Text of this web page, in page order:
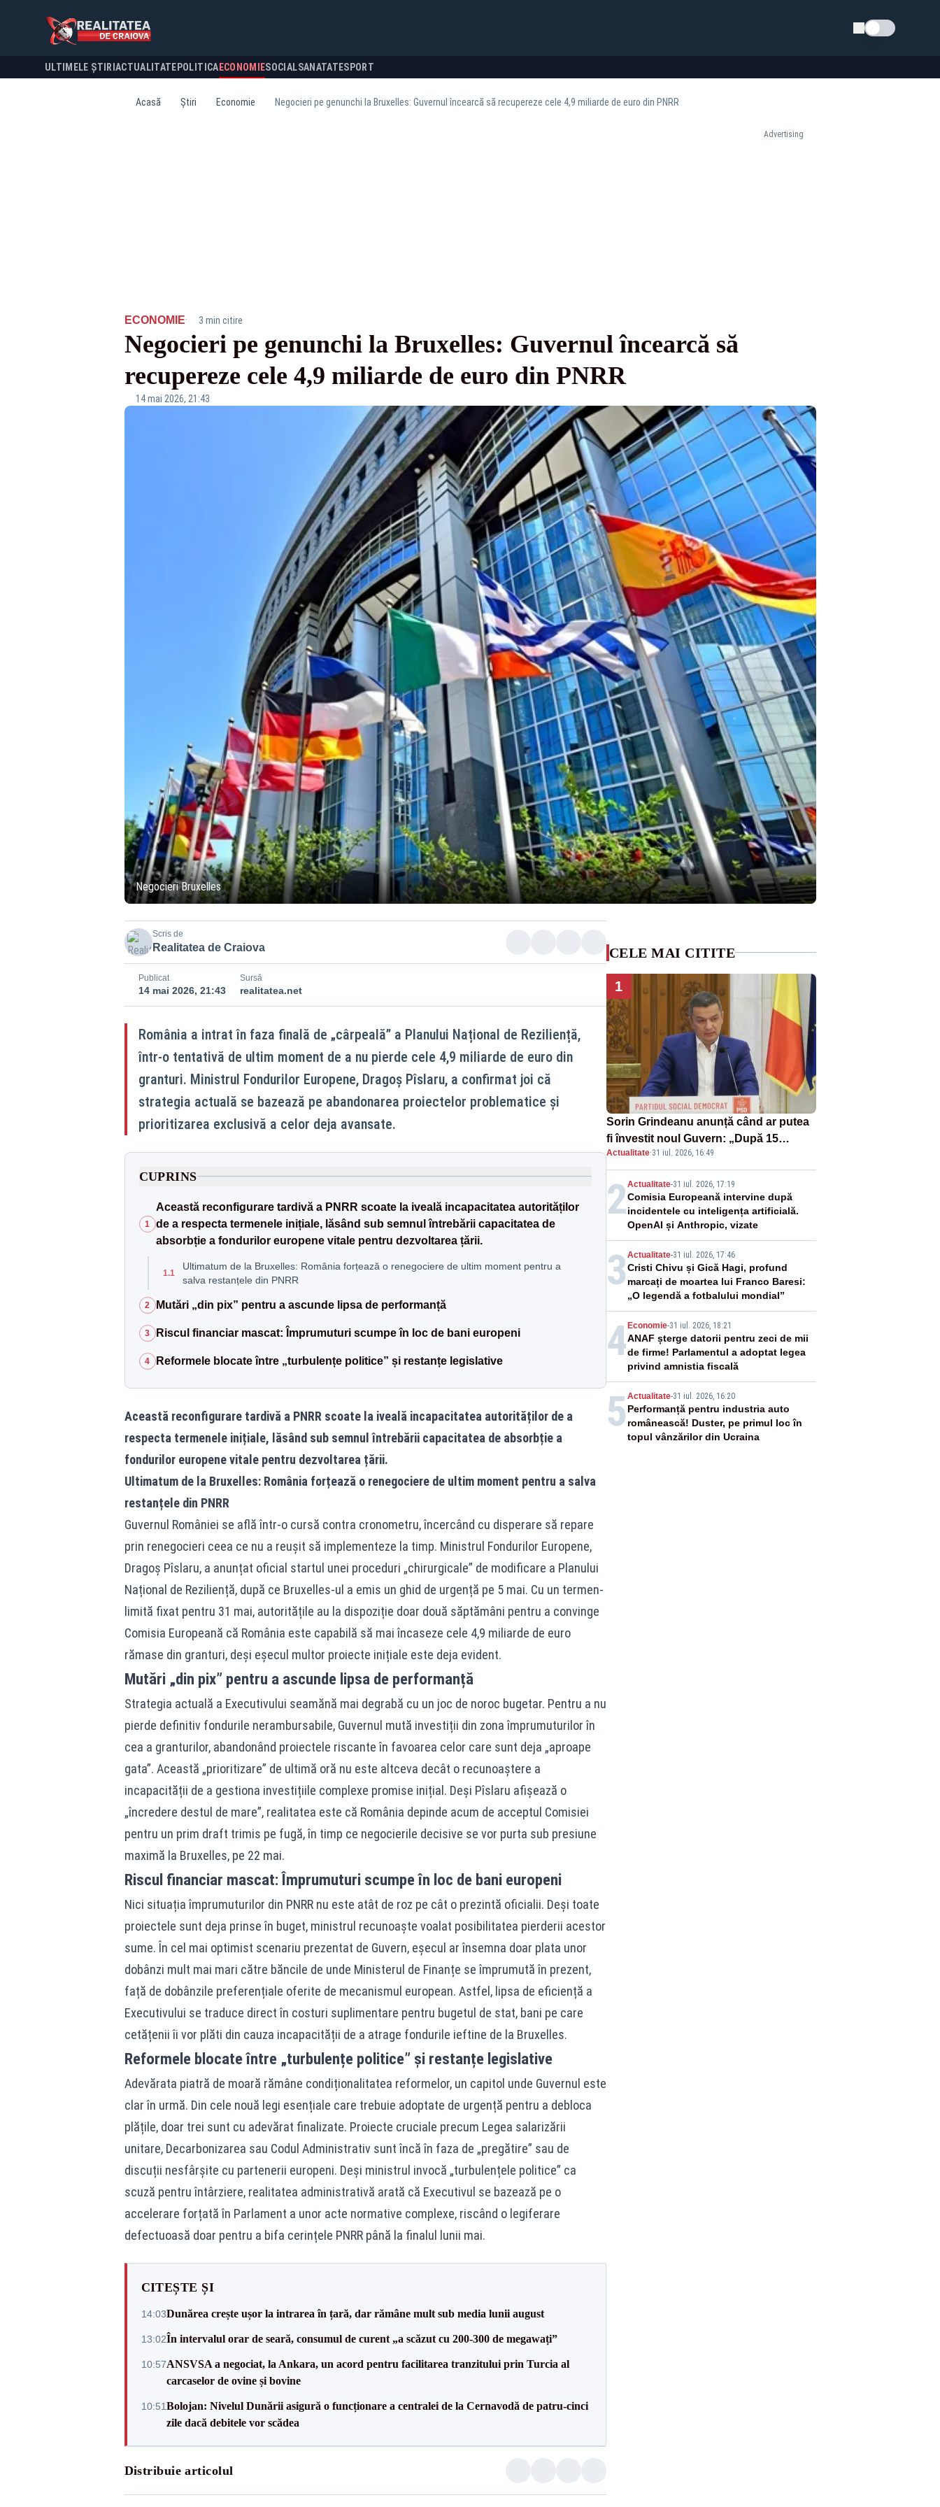
Schimba tema
ULTIMELE ȘTIRI ACTUALITATE POLITICA ECONOMIESOCIALSANATATESPORT
Acasă Știri Economie Negocieri pe genunchi la Bruxelles: Guvernul încearcă să recupereze cele 4,9 miliarde de euro din PNRR
Advertising
ECONOMIE· 3 min citire
Negocieri pe genunchi la Bruxelles: Guvernul încearcă să
recupereze cele 4,9 miliarde de euro din PNRR
14 mai 2026, 21:43
Negocieri Bruxelles
Scris de
Realitatea de Craiova
Publicat
14 mai 2026, 21:43
Sursă
realitatea.net
România a intrat în faza finală de „cârpeală” a Planului Național de Reziliență,
într-o tentativă de ultim moment de a nu pierde cele 4,9 miliarde de euro din
granturi. Ministrul Fondurilor Europene, Dragoș Pîslaru, a confirmat joi că
strategia actuală se bazează pe abandonarea proiectelor problematice și
prioritizarea exclusivă a celor deja avansate.
CUPRINS
1
Această reconfigurare tardivă a PNRR scoate la iveală incapacitatea autorităților
de a respecta termenele inițiale, lăsând sub semnul întrebării capacitatea de
absorbție a fondurilor europene vitale pentru dezvoltarea țării.
1.1
Ultimatum de la Bruxelles: România forțează o renegociere de ultim moment pentru a
salva restanțele din PNRR
2 Mutări „din pix” pentru a ascunde lipsa de performanță
3 Riscul financiar mascat: Împrumuturi scumpe în loc de bani europeni
4 Reformele blocate între „turbulențe politice” și restanțe legislative
Această reconfigurare tardivă a PNRR scoate la iveală incapacitatea autorităților de a
respecta termenele inițiale, lăsând sub semnul întrebării capacitatea de absorbție a
fondurilor europene vitale pentru dezvoltarea țării.
Ultimatum de la Bruxelles: România forțează o renegociere de ultim moment pentru a salva
restanțele din PNRR
Guvernul României se află într-o cursă contra cronometru, încercând cu disperare să repare
prin renegocieri ceea ce nu a reușit să implementeze la timp. Ministrul Fondurilor Europene,
Dragoș Pîslaru, a anunțat oficial startul unei proceduri „chirurgicale” de modificare a Planului
Național de Reziliență, după ce Bruxelles-ul a emis un ghid de urgență pe 5 mai. Cu un termen-
limită fixat pentru 31 mai, autoritățile au la dispoziție doar două săptămâni pentru a convinge
Comisia Europeană că România este capabilă să mai încaseze cele 4,9 miliarde de euro
rămase din granturi, deși eșecul multor proiecte inițiale este deja evident.
Mutări „din pix” pentru a ascunde lipsa de performanță
Strategia actuală a Executivului seamănă mai degrabă cu un joc de noroc bugetar. Pentru a nu
pierde definitiv fondurile nerambursabile, Guvernul mută investiții din zona împrumuturilor în
cea a granturilor, abandonând proiectele riscante în favoarea celor care sunt deja „aproape
gata”. Această „prioritizare” de ultimă oră nu este altceva decât o recunoaștere a
incapacității de a gestiona investițiile complexe promise inițial. Deși Pîslaru afișează o
„încredere destul de mare”, realitatea este că România depinde acum de acceptul Comisiei
pentru un prim draft trimis pe fugă, în timp ce negocierile decisive se vor purta sub presiune
maximă la Bruxelles, pe 22 mai.
Riscul financiar mascat: Împrumuturi scumpe în loc de bani europeni
Nici situația împrumuturilor din PNRR nu este atât de roz pe cât o prezintă oficialii. Deși toate
proiectele sunt deja prinse în buget, ministrul recunoaște voalat posibilitatea pierderii acestor
sume. În cel mai optimist scenariu prezentat de Guvern, eșecul ar însemna doar plata unor
dobânzi mult mai mari către băncile de unde Ministerul de Finanțe se împrumută în prezent,
față de dobânzile preferențiale oferite de mecanismul european. Astfel, lipsa de eficiență a
Executivului se traduce direct în costuri suplimentare pentru bugetul de stat, bani pe care
cetățenii îi vor plăti din cauza incapacității de a atrage fondurile ieftine de la Bruxelles.
Reformele blocate între „turbulențe politice” și restanțe legislative
Adevărata piatră de moară rămâne condiționalitatea reformelor, un capitol unde Guvernul este
clar în urmă. Din cele nouă legi esențiale care trebuie adoptate de urgență pentru a debloca
plățile, doar trei sunt cu adevărat finalizate. Proiecte cruciale precum Legea salarizării
unitare, Decarbonizarea sau Codul Administrativ sunt încă în faza de „pregătire” sau de
discuții nesfârșite cu partenerii europeni. Deși ministrul invocă „turbulențele politice” ca
scuză pentru întârziere, realitatea administrativă arată că Executivul se bazează pe o
accelerare forțată în Parlament a unor acte normative complexe, riscând o legiferare
defectuoasă doar pentru a bifa cerințele PNRR până la finalul lunii mai.
CITEȘTE ȘI
14:03Dunărea crește ușor la intrarea în țară, dar rămâne mult sub media lunii august
13:02În intervalul orar de seară, consumul de curent „a scăzut cu 200-300 de megawați”
10:57ANSVSA a negociat, la Ankara, un acord pentru facilitarea tranzitului prin Turcia al
carcaselor de ovine și bovine
10:51Bolojan: Nivelul Dunării asigură o funcționare a centralei de la Cernavodă de patru-cinci
zile dacă debitele vor scădea
Distribuie articolul
CELE MAI CITITE
1
Sorin Grindeanu anunță când ar putea
fi învestit noul Guvern: „După 15
august sunt șanse mai mari”
Actualitate·31 iul. 2026, 16:49
2Actualitate-31 iul. 2026, 17:19
Comisia Europeană intervine după
incidentele cu inteligența artificială.
OpenAI și Anthropic, vizate
3 Actualitate-31 iul. 2026, 17:46
Cristi Chivu și Gică Hagi, profund
marcați de moartea lui Franco Baresi:
„O legendă a fotbalului mondial”
4Economie-31 iul. 2026, 18:21
ANAF șterge datorii pentru zeci de mii
de firme! Parlamentul a adoptat legea
privind amnistia fiscală
5 Actualitate-31 iul. 2026, 16:20
Performanță pentru industria auto
românească! Duster, pe primul loc în
topul vânzărilor din Ucraina